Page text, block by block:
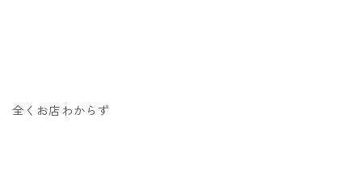
全くお店わからず